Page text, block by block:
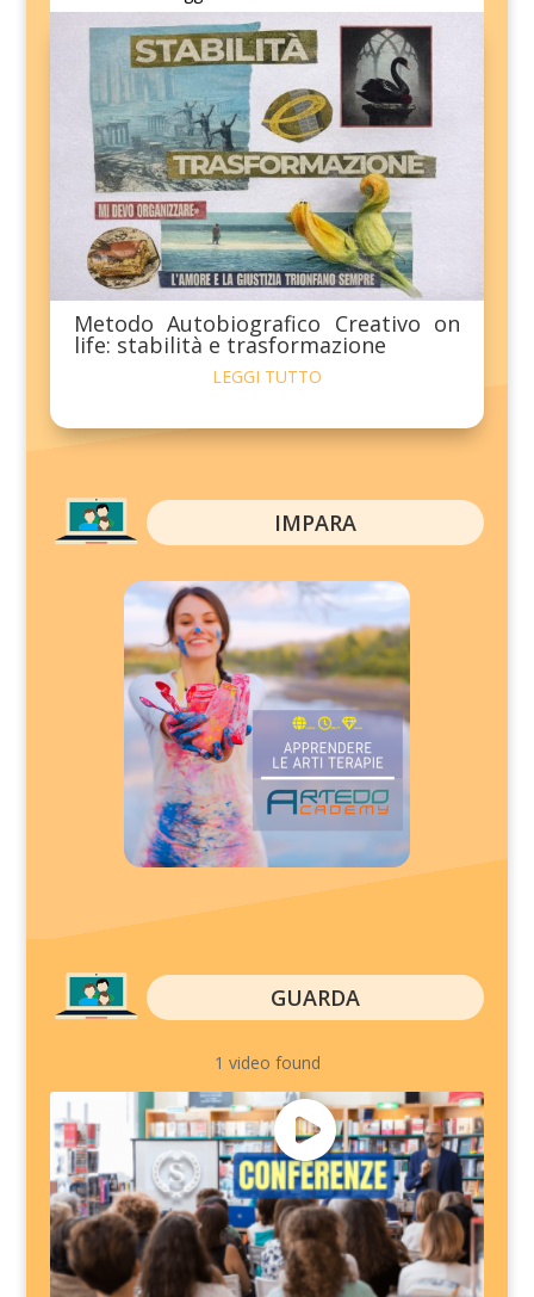
Metodo Autobiografico Creativo on
life: stabilità e trasformazione
LEGGI TUTTO
IMPARA
GUARDA
1 video found